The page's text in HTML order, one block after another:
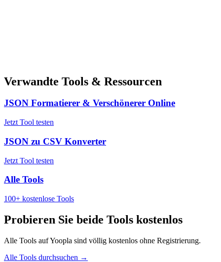
Verwandte Tools & Ressourcen
JSON Formatierer & Verschönerer Online
Jetzt Tool testen
JSON zu CSV Konverter
Jetzt Tool testen
Alle Tools
100+ kostenlose Tools
Probieren Sie beide Tools kostenlos
Alle Tools auf Yoopla sind völlig kostenlos ohne Registrierung.
Alle Tools durchsuchen →